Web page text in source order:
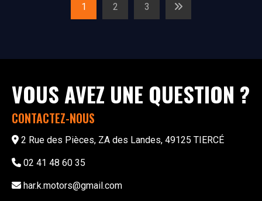
1 2 3
VOUS AVEZ UNE QUESTION ?
CONTACTEZ-NOUS
2 Rue des Pièces, ZA des Landes, 49125 TIERCÉ
02 41 48 60 35
har.k.motors@gmail.com